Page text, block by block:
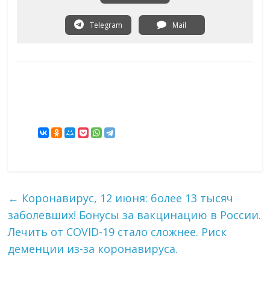
Telegram Mail
← Коронавирус, 12 июня: более 13 тысяч
заболевших! Бонусы за вакцинацию в России.
Лечить от COVID-19 стало сложнее. Риск
деменции из-за коронавируса.